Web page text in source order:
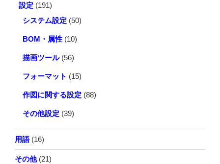
設定 (191)
システム設定 (50)
BOM・属性 (10)
描画ツール(56)
フォーマット (15)
作図に関する設定 (88)
その他設定 (39)
用語(16)
その他(21)